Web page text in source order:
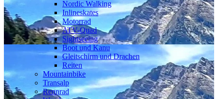
Nordic Walking
Inlineskates
Motorrad
ATV-Quad
Sightseeing
Boot und Kanu
Gleitschirm und Drachen
Reiten
Mountainbike
Transalp
Rennrad